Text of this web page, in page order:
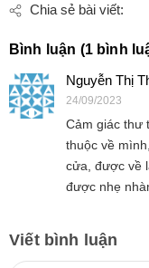
Chia sẻ bài viết:
Bình luận (1 bình
Nguyễn Thị
24/09/2023
Cảm giác thư
thuộc về
cửa, được về
được nhẹ
Viết bình luận